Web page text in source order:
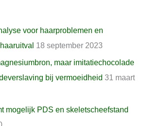
voor haarproblemen en
18 september 2023
maar imitatiechocolade
bij vermoeidheid 31 maart
mogelijk PDS en skeletscheefstand